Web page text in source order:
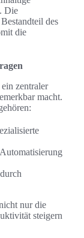
Die
des
die
zentraler
macht.
nur die
steigern